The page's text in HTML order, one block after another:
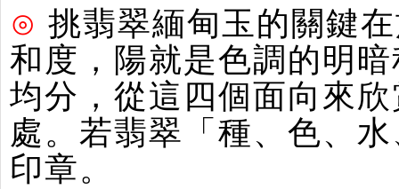
⊙ 挑翡翠緬甸玉的關鍵
和度，陽就是色調的明
均分，從這四個面向來
處。若翡翠「種、色、
印章。